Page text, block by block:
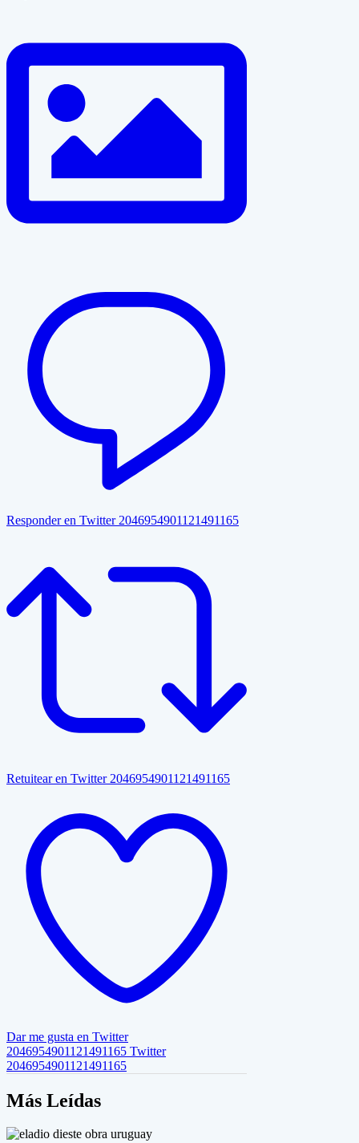
Responder en Twitter 2046954901121491165
Retuitear en Twitter 2046954901121491165
Dar me gusta en Twitter
2046954901121491165 Twitter
2046954901121491165
Más Leídas